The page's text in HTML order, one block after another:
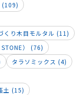
(109)
くり木目モルタル (11)
） (76)
タラソミックス (4)
土 (15)